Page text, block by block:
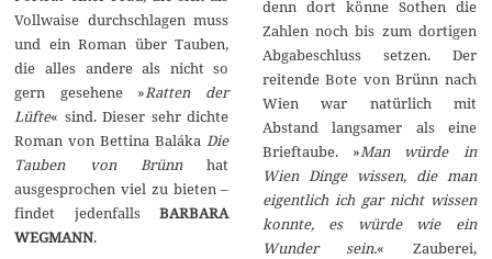
Vollwaise durchschlagen muss
und ein Roman über Tauben,
die alles andere als nicht so
gern gesehene »Ratten der
Lüfte« sind. Dieser sehr dichte
Roman von Bettina Baláka Die
Tauben von Brünnhat
ausgesprochen viel zu bieten –
findet jedenfallsBARBARA
WEGMANN.
denn dort könne Sothen die
Zahlen noch bis zum dortigen
Abgabeschluss setzen. Der
reitende Bote von Brünn nach
Wien war natürlich mit
Abstand langsamer als eine
Brieftaube. »Man würde in
Wien Dinge wissen, die man
eigentlich ich gar nicht wissen
konnte, es würde wie ein
Wunder sein.« Zauberei,